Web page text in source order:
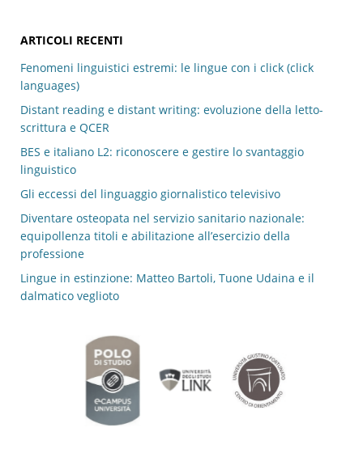
ARTICOLI RECENTI
Fenomeni linguistici estremi: le lingue con i click (click
languages)
Distant reading e distant writing: evoluzione della letto-
scrittura e QCER
BES e italiano L2: riconoscere e gestire lo svantaggio
linguistico
Gli eccessi del linguaggio giornalistico televisivo
Diventare osteopata nel servizio sanitario nazionale:
equipollenza titoli e abilitazione all’esercizio della
professione
Lingue in estinzione: Matteo Bartoli, Tuone Udaina e il
dalmatico veglioto